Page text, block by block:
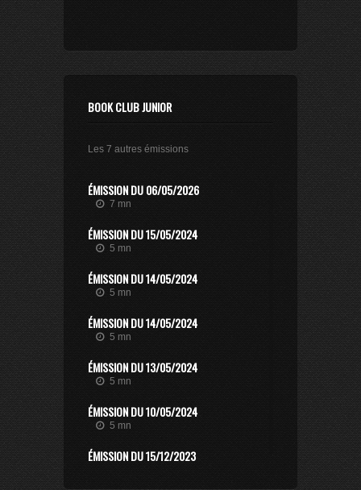
BOOK CLUB JUNIOR
Les 7 autres émissions
ÉMISSION DU 06/05/2026
7 mn
ÉMISSION DU 15/05/2024
5 mn
ÉMISSION DU 14/05/2024
5 mn
ÉMISSION DU 14/05/2024
5 mn
ÉMISSION DU 13/05/2024
5 mn
ÉMISSION DU 10/05/2024
5 mn
ÉMISSION DU 15/12/2023